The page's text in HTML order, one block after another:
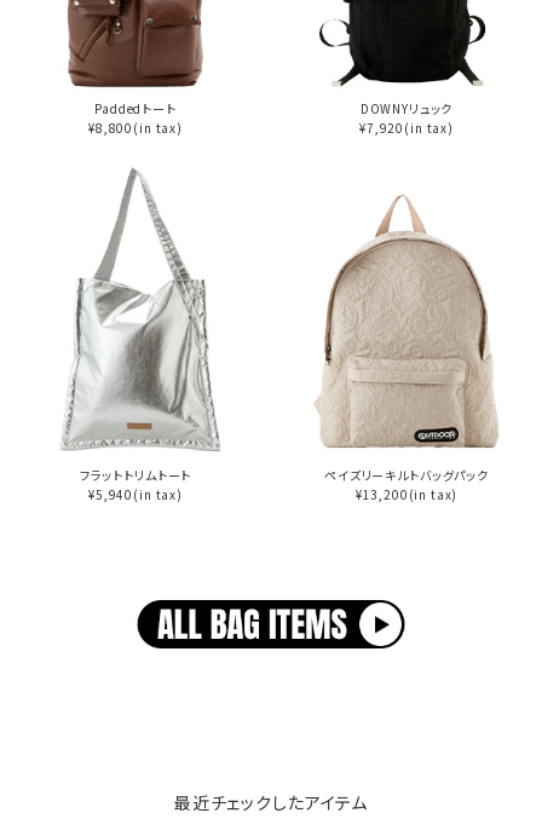
Paddedトート
¥8,800(in tax)
DOWNYリュック
¥7,920(in tax)
フラットトリムトート
¥5,940(in tax)
ペイズリーキルトバッグパック
¥13,200(in tax)
最近チェックしたアイテム